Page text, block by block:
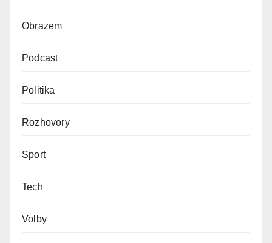
Obrazem
Podcast
Politika
Rozhovory
Sport
Tech
Volby